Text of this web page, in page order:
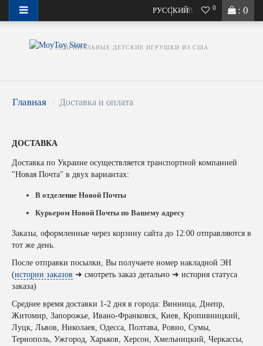
Актуальный график и условия работы в 2026 году : 0
РУССКИЙУКРАЇНСЬКА
0
ОРИГИНАЛЬНЫЕ ДЕТСКИЕ ИГРУШКИ ИЗ США
Главная Доставка и оплата
ДОСТАВКА
Доставка по Украине осуществляется транспортной компанией
"Новая Почта" в двух вариантах:
В отделение Новой Почты
Курьером Новой Почты по Вашему адресу
Заказы, оформленные через корзину сайта до 12:00 отправляются в
тот же день.
После отправки посылки, Вы получаете номер накладной ЭН
(истории заказов ➜ смотреть заказ детально ➜ история статуса
заказа)
Среднее время доставки 1-2 дня в города: Винница, Днепр,
Житомир, Запорожье, Ивано-Франковск, Киев, Кропивницкий,
Луцк, Львов, Николаев, Одесса, Полтава, Ровно, Сумы,
Тернополь, Ужгород, Харьков, Херсон, Хмельницкий, Черкассы,